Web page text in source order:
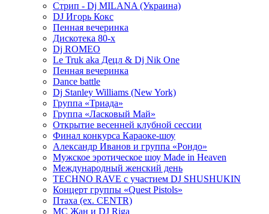
Стрип - Dj MILANA (Украина)
DJ Игорь Кокс
Пенная вечеринка
Дискотека 80-х
Dj ROMEO
Le Truk aka Децл & Dj Nik One
Пенная вечеринка
Dance battle
Dj Stanley Williams (New York)
Группа «Триада»
Группа «Ласковый Май»
Открытие весенней клубной сессии
Финал конкурса Караоке-шоу
Александр Иванов и группа «Рондо»
Мужское эротическое шоу Made in Heaven
Международный женский день
TECHNO RAVE с участием DJ SHUSHUKIN
Концерт группы «Quest Pistols»
Птаха (ex. CENTR)
МС Жан и DJ Riga